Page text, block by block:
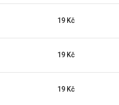
19 Kč
19 Kč
19 Kč